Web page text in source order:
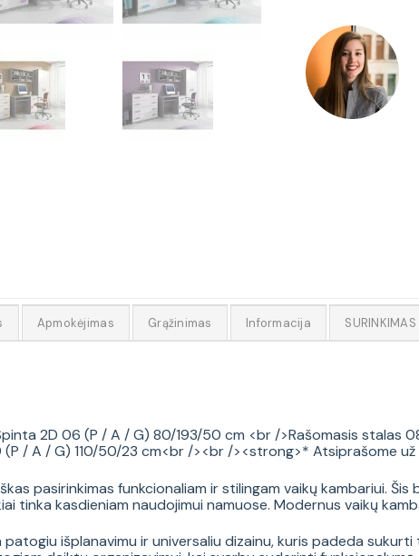
Apmokėjimas Grąžinimas Informacija SURINKIMAS
2D 06 (P / A / G) 80/193/50 cm <br />Rašomasis stalas
/ A / G) 110/50/23 cm<br /><br /><strong>* Atsiprašome
pasirinkimas funkcionaliam ir stilingam vaikų kambariui.
tinka kasdieniam naudojimui namuose. Modernus vaikų
išplanavimu ir universaliu dizainu, kuris padeda